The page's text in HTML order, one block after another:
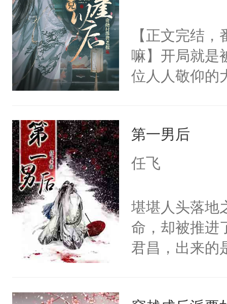
名蛇蛇，跟
不知道，那小
头，魔尊墨宴
宴：柳折枝你
们竟然欺负
宴：要不你跟
来……“蛇蛇，
堂魔尊……行
位，当日就抢
神偏执：不许
【正文完结
嘛】开局就是
位人人敬仰的
要在病痛中度
消失在夜空
定！他要死外
个被废的这
轮椅，从家里
的夜晚离家出
椅漂移，和野
第一男后
任飞
堪堪人头落地
命，却被推进
君昌，出来的